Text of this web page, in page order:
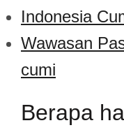
Indonesia
Wawasan
cumi
Berapa